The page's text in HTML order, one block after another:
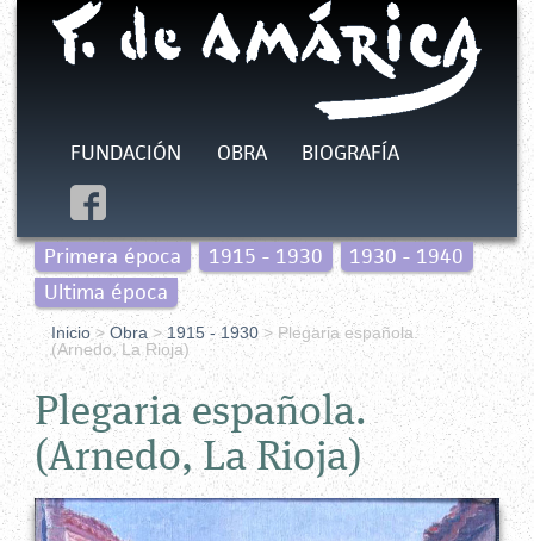
FUNDACIÓN OBRA BIOGRAFÍA
Primera época 1915 - 1930
1930 - 1940
Ultima época
Inicio>Obra >1915 - 1930 > Plegaria española.
(Arnedo, La Rioja)
Plegaria española.
(Arnedo, La Rioja)